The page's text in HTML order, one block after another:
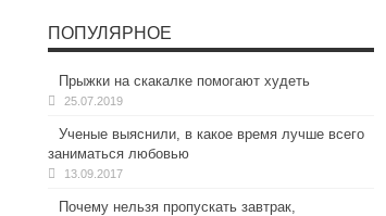
ПОПУЛЯРНОЕ
Прыжки на скакалке помогают худеть
25.07.2019
Ученые выяснили, в какое время лучше всего
заниматься любовью
13.09.2017
Почему нельзя пропускать завтрак,